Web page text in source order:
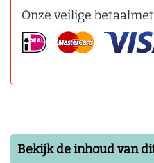
Onze veilige
Bekijk de inhoud van